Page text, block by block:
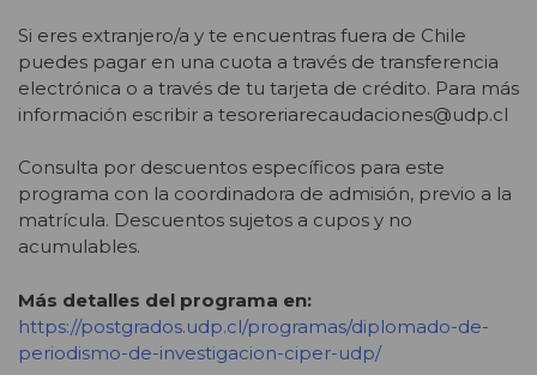
Si eres extranjero/a y te encuentras fuera de Chile
puedes pagar en una cuota a través de transferencia
electrónica o a través de tu tarjeta de crédito. Para más
información escribir a tesoreriarecaudaciones@udp.cl
Consulta por descuentos específicos para este
programa con la coordinadora de admisión, previo a la
matrícula. Descuentos sujetos a cupos y no
acumulables.
Más detalles del programa en:
https://postgrados.udp.cl/programas/diplomado-de-
periodismo-de-investigacion-ciper-udp/